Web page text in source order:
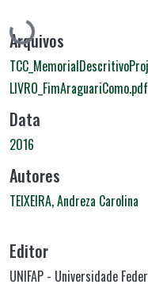
Carregando...
Arquivos
LIVRO_FimAraguariComo.pdf
Data
2016
Autores
TEIXEIRA, Andreza Carolina
Editor
UNIFAP - Universidade